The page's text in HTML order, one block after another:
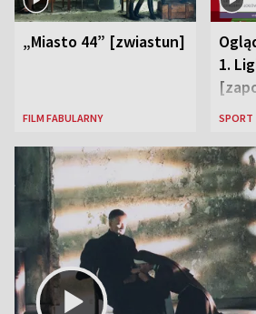
„Miasto 44” [zwiastun]
FILM FABULARNY
1.
SPORT